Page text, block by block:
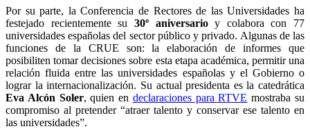
Por su parte, la Conferencia de Rectores de las Universidades ha
festejado recientemente su 30º aniversarioy colabora con 77
universidades españolas del sector público y privado. Algunas de las
funciones de la CRUE son: la elaboración de informes que
posibiliten tomar decisiones sobre esta etapa académica, permitir una
relación fluida entre las universidades españolas y el Gobierno o
lograr la internacionalización. Su actual presidenta es la catedrática
Eva Alcón Soler, quien en declaraciones para RTVE mostraba su
compromiso al pretender “atraer talento y conservar ese talento en
las universidades”.